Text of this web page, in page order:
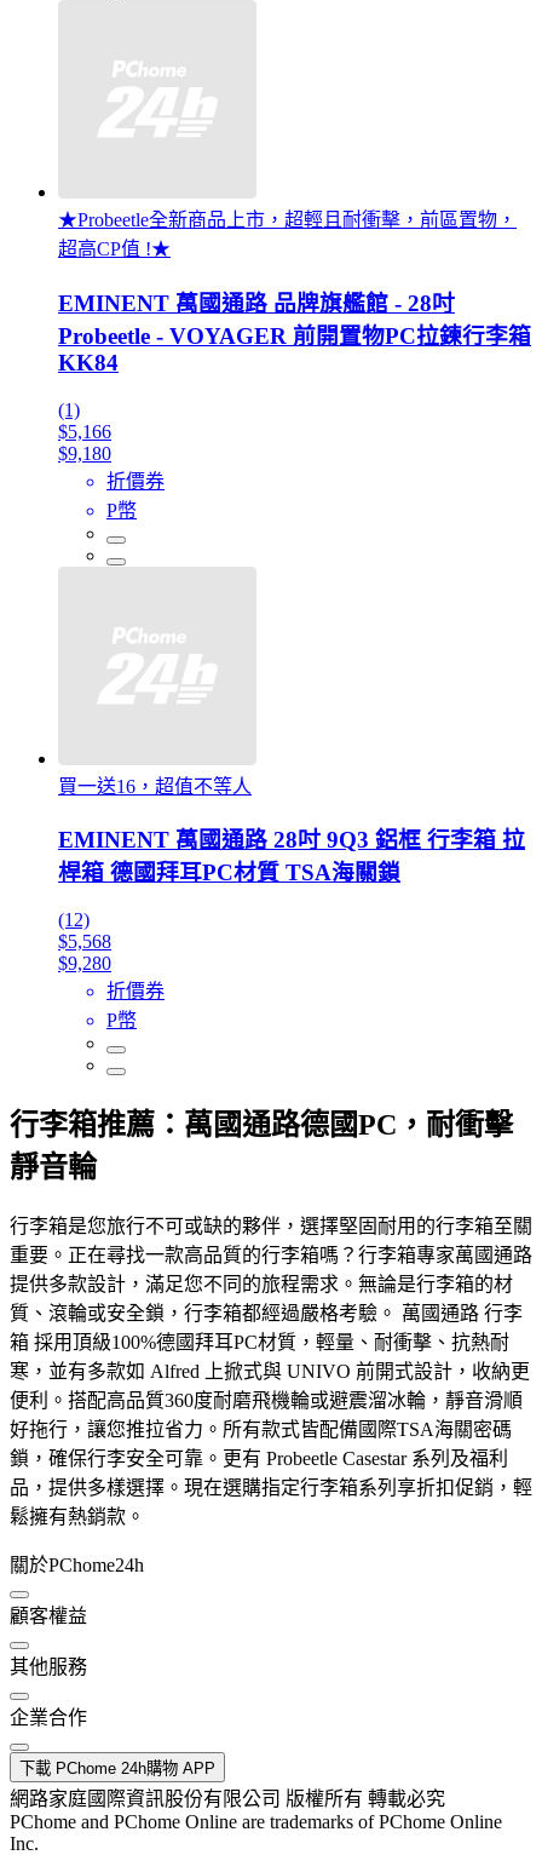
★Probeetle全新商品上市，超輕且耐衝擊，前區置物，
超高CP值 !★
EMINENT 萬國通路 品牌旗艦館 - 28吋
Probeetle - VOYAGER 前開置物PC拉鍊行李箱
KK84
(1)
$5,166
$9,180
折價券
P幣
買一送16，超值不等人
EMINENT 萬國通路 28吋 9Q3 鋁框 行李箱 拉
桿箱 德國拜耳PC材質 TSA海關鎖
(12)
$5,568
$9,280
折價券
P幣
行李箱推薦：萬國通路德國PC，耐衝擊
靜音輪
行李箱是您旅行不可或缺的夥伴，選擇堅固耐用的行李箱至關
重要。正在尋找一款高品質的行李箱嗎？行李箱專家萬國通路
提供多款設計，滿足您不同的旅程需求。無論是行李箱的材
質、滾輪或安全鎖，行李箱都經過嚴格考驗。 萬國通路 行李
箱 採用頂級100%德國拜耳PC材質，輕量、耐衝擊、抗熱耐
寒，並有多款如 Alfred 上掀式與 UNIVO 前開式設計，收納更
便利。搭配高品質360度耐磨飛機輪或避震溜冰輪，靜音滑順
好拖行，讓您推拉省力。所有款式皆配備國際TSA海關密碼
鎖，確保行李安全可靠。更有 Probeetle Casestar 系列及福利
品，提供多樣選擇。現在選購指定行李箱系列享折扣促銷，輕
鬆擁有熱銷款。
關於PChome24h
顧客權益
其他服務
企業合作
下載 PChome 24h購物 APP
網路家庭國際資訊股份有限公司 版權所有 轉載必究
PChome and PChome Online are trademarks of PChome Online
Inc.